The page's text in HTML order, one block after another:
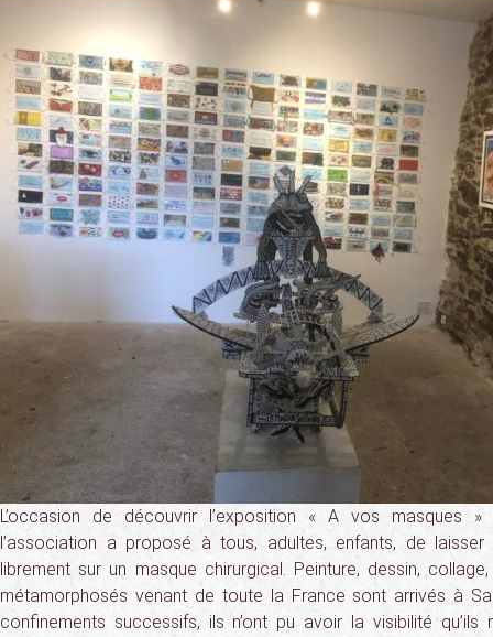
L’occasion de découvrir l’exposition « A vos
l’association a proposé à tous, adultes, enfants, de laisser
librement sur un masque chirurgical. Peinture, dessin,
métamorphosés venant de toute la France sont arrivés à
confinements successifs, ils n’ont pu avoir la visibilité